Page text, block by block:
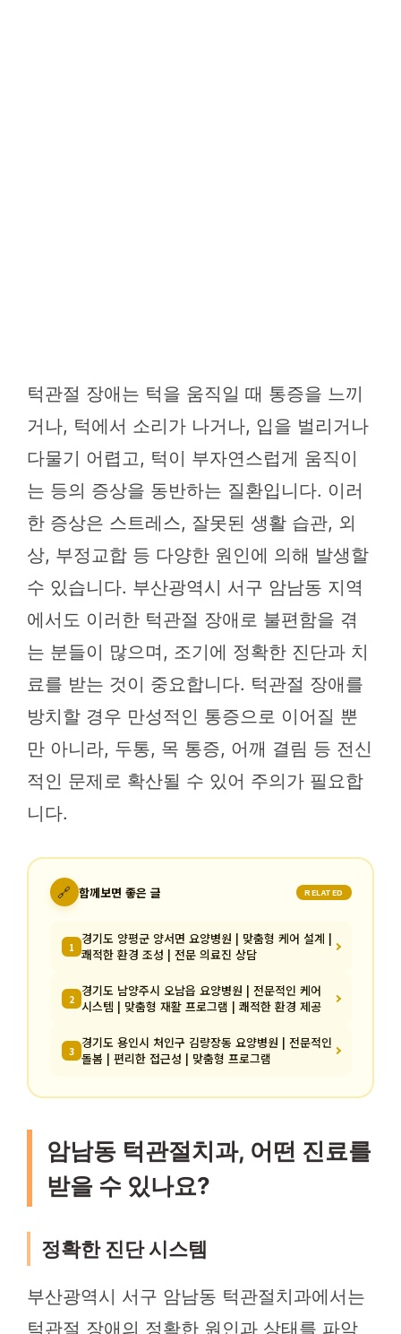
턱관절 장애는 턱을 움직일 때 통증을 느끼
거나, 턱에서 소리가 나거나, 입을 벌리거나
다물기 어렵고, 턱이 부자연스럽게 움직이
는 등의 증상을 동반하는 질환입니다. 이러
한 증상은 스트레스, 잘못된 생활 습관, 외
상, 부정교합 등 다양한 원인에 의해 발생할
수 있습니다. 부산광역시 서구 암남동 지역
에서도 이러한 턱관절 장애로 불편함을 겪
는 분들이 많으며, 조기에 정확한 진단과 치
료를 받는 것이 중요합니다. 턱관절 장애를
방치할 경우 만성적인 통증으로 이어질 뿐
만 아니라, 두통, 목 통증, 어깨 결림 등 전신
적인 문제로 확산될 수 있어 주의가 필요합
니다.
🔗 함께보면 좋은 글 RELATED
1 경기도 양평군 양서면 요양병원 | 맞춤형 케어 설계 |
쾌적한 환경 조성 | 전문 의료진 상담
2 경기도 남양주시 오남읍 요양병원 | 전문적인 케어
시스템 | 맞춤형 재활 프로그램 | 쾌적한 환경 제공
3 경기도 용인시 처인구 김량장동 요양병원 | 전문적인
돌봄 | 편리한 접근성 | 맞춤형 프로그램
암남동 턱관절치과, 어떤 진료를
받을 수 있나요?
정확한 진단 시스템
부산광역시 서구 암남동 턱관절치과에서는
턱관절 장애의 정확한 원인과 상태를 파악